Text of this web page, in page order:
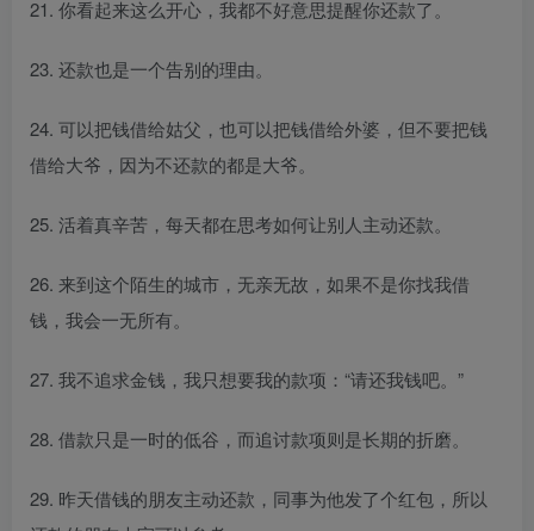
21. 你看起来这么开心，我都不好意思提醒你还款了。
23. 还款也是一个告别的理由。
24. 可以把钱借给姑父，也可以把钱借给外婆，但不要把钱
借给大爷，因为不还款的都是大爷。
25. 活着真辛苦，每天都在思考如何让别人主动还款。
26. 来到这个陌生的城市，无亲无故，如果不是你找我借
钱，我会一无所有。
27. 我不追求金钱，我只想要我的款项：“请还我钱吧。”
28. 借款只是一时的低谷，而追讨款项则是长期的折磨。
29. 昨天借钱的朋友主动还款，同事为他发了个红包，所以